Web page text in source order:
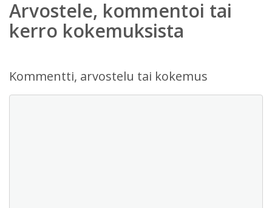
Arvostele, kommentoi tai
kerro kokemuksista
Kommentti, arvostelu tai kokemus